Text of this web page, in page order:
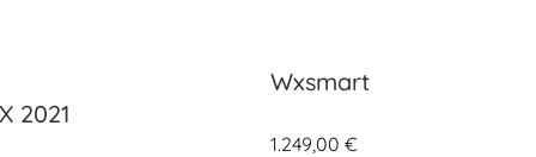
2021
Wxsmart
1.249,00 €